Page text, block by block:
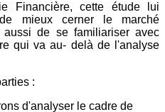
Financière, cette étude lui
mieux cerner le marché
de se familiariser avec
qui va au- delà de l'analyse
:
d'analyser le cadre de